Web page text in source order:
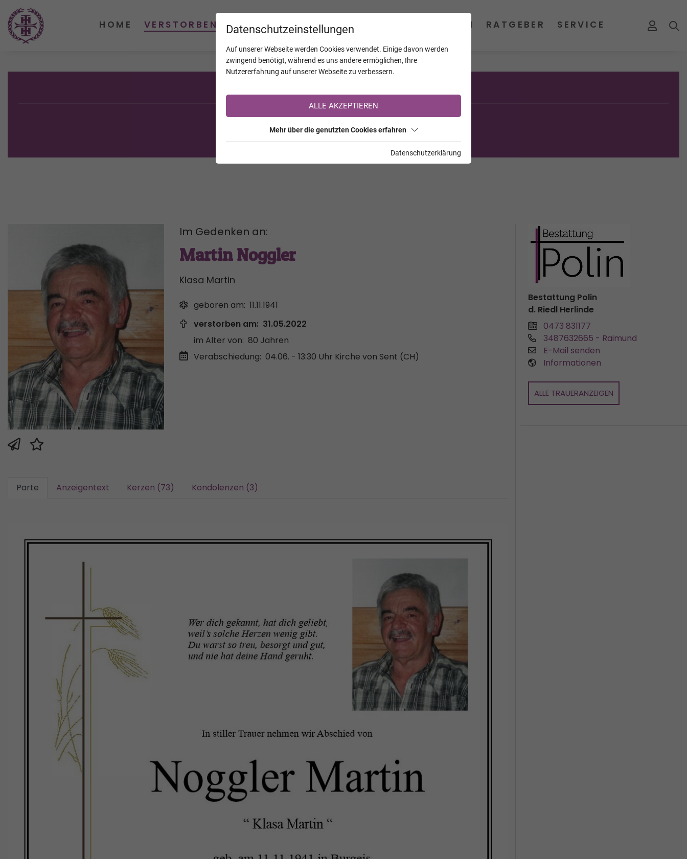
Sie sind noch nicht auf TrauerHilfe.it registriert?
>> zur kostenlosen Registrierung <<
Im Gedenken an:
Martin Noggler
Klasa Martin
geboren am: 11.11.1941
verstorben am: 31.05.2022
im Alter von: 80 Jahren
Verabschiedung: 04.06. - 13:30 Uhr Kirche von Sent (CH)
Parte Anzeigentext Kerzen (73) Kondolenzen (3)
Bestattung Polin
d. Riedl Herlinde
0473 831177
3487632665 - Raimund
E-Mail senden
Informationen
ALLE TRAUERANZEIGEN
Datenschutzeinstellungen
Auf unserer Webseite werden Cookies verwendet. Einige davon werden
zwingend benötigt, während es uns andere ermöglichen, Ihre
Nutzererfahrung auf unserer Webseite zu verbessern.
ALLE AKZEPTIEREN
Mehr über die genutzten Cookies erfahren
Datenschutzerklärung
HOME VERSTORBENE KALENDER JAHRESTAGE UNTERNEHMEN RATGEBER SERVICE